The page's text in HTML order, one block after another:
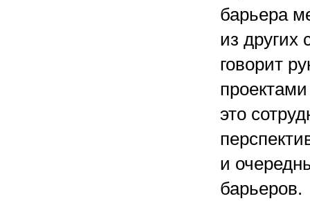
барьера
из
говорит
это
и
барьеров.